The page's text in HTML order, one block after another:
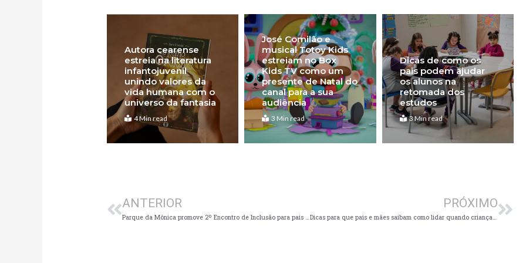
Autora cearense
estreia na literatura
infantojuvenil
unindo valores da
vida humana com o
universo da fantasia
4 Min read
José Comilão e
musical Totoy Kids
estreiam no Box
Kids TV como um
presente de Natal do
canal para a sua
audiência
3 Min read
Dicas de como os
pais podem ajudar
os alunos na
retomada dos
estudos
3 Min read
ANTERIOR PRÓXIMO